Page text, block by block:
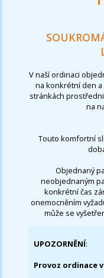
V naší ordinaci
na konkrétní den
stránkách
na
Touto komfortní
Objednaný
neobjednaným
konkrétní čas
onemocněním
může se
UPOZORNĚNÍ:
Provoz ordinace